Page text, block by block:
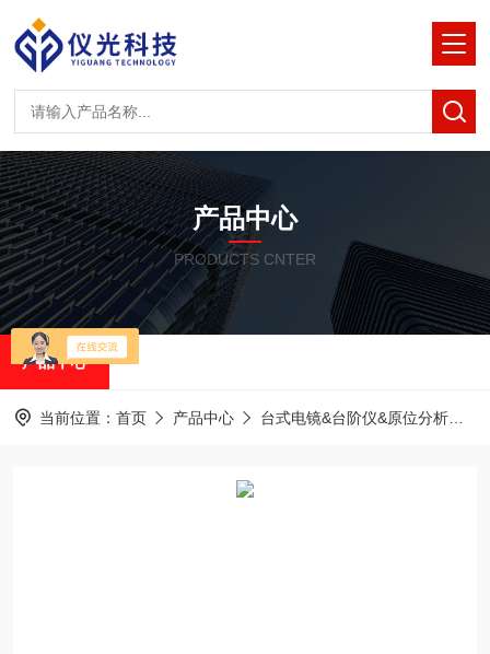
产品中心
PRODUCTS CNTER
产品中心
当前位置： 首页 产品中心 台式电镜&台阶仪&原位分析